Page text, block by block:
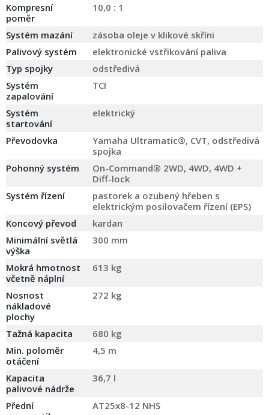
Kompresní
poměr
10,0 : 1
Systém mazání
zásoba oleje v klikové skříni
Palivový systém
elektronické vstřikování paliva
Typ spojky
odstředivá
Systém
zapalování
TCI
Systém
startování
elektrický
Převodovka
Yamaha Ultramatic®, CVT, odstředivá
spojka
Pohonný systém
On-Command® 2WD, 4WD, 4WD +
Diff-lock
Systém řízení
pastorek a ozubený hřeben s
elektrickým posilovačem řízení (EPS)
Koncový převod
kardan
Minimální světlá
výška
300 mm
Mokrá hmotnost
včetně náplní
613 kg
Nosnost
nákladové
plochy
272 kg
Tažná kapacita
680 kg
Min. poloměr
otáčení
4,5 m
Kapacita
palivové nádrže
36,7 l
Přední
AT25x8-12 NHS